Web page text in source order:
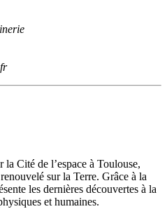
la Cité de l’espace à Toulouse,
sur la Terre. Grâce à la
les dernières découvertes à la
et humaines.